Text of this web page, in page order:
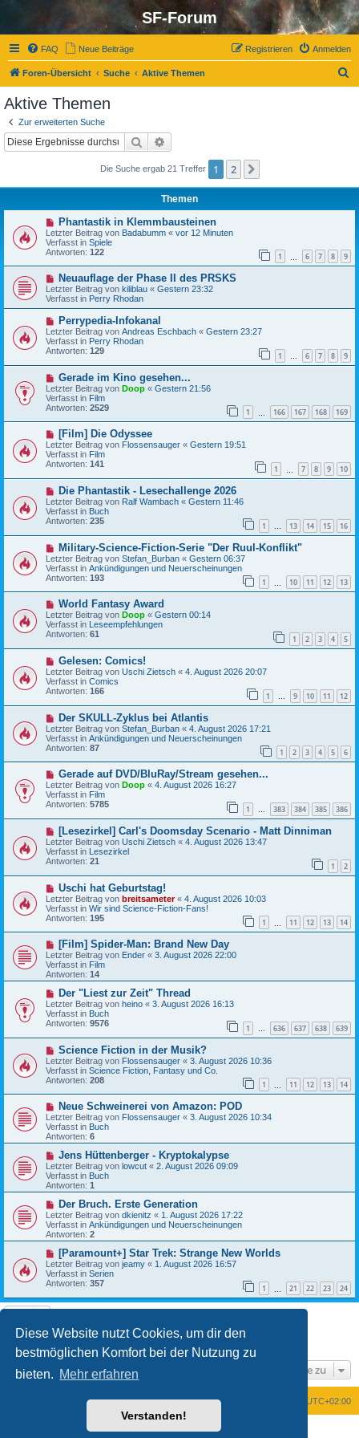
Diese Website nutzt Cookies, um dir den
bestmöglichen Komfort bei der Nutzung zu
bieten. Mehr erfahren
Verstanden!
SF-Forum
FAQ Neue Beiträge Anmelden
Registrieren
Foren-Übersicht Suche Aktive Themen
Aktive Themen
Zur erweiterten Suche
Suche
Die Suche ergab 21 Treffer 1 2
Themen
N
e
u
e
r
B
i
t
r
a
g
Phantastik in Klemmbausteinen
Letzter Beitrag von Badabumm « vor 12 Minuten
Verfasst in Spiele
Antworten: 122 1 6 7 8 9
N
e
u
e
B
e
i
t
a
g
Neuauflage der Phase II des PRSKS
Letzter Beitrag von kiliblau « Gestern 23:32
Verfasst in Perry Rhodan
N
e
u
e
r
B
e
i
t
r
g
Perrypedia-Infokanal
Letzter Beitrag von Andreas Eschbach « Gestern 23:27
Verfasst in Perry Rhodan
Antworten: 129 1 … 6 7 8 9
N
e
u
e
r
B
i
t
r
g
Gerade im Kino gesehen...
Letzter Beitrag von Doop « Gestern 21:56
Verfasst in Film
Antworten: 2529 1 166 167 168 169
N
e
u
e
B
i
t
r
g
[Film] Die Odyssee
Letzter Beitrag von Flossensauger « Gestern 19:51
Verfasst in Film
Antworten: 141 1 7 8 9 10
N
e
u
e
r
B
e
i
t
r
g
Die Phantastik - Lesechallenge 2026
Letzter Beitrag von Ralf Wambach « Gestern 11:46
Verfasst in Buch
Antworten: 235 1 … 13 14 15 16
N
e
u
e
r
B
e
i
t
r
g
Military-Science-Fiction-Serie "Der Ruul-Konflikt"
Letzter Beitrag von Stefan_Burban « Gestern 06:37
Verfasst in Ankündigungen und Neuerscheinungen
Antworten: 193 1 10 11 12 13
N
e
u
e
B
e
i
t
r
g
World Fantasy Award
Letzter Beitrag von Doop « Gestern 00:14
Verfasst in
Leseempfehlungen
Antworten: 61 1 2 3 4 5
N
e
u
e
r
B
e
i
t
r
g
Gelesen: Comics!
Letzter Beitrag von Uschi Zietsch « 4. August 2026 20:07
Verfasst in Comics
Antworten: 166 1 … 9 10 11 12
N
e
u
e
r
B
e
i
t
r
g
Der SKULL-Zyklus bei Atlantis
Letzter Beitrag von Stefan_Burban « 4. August 2026 17:21
Verfasst in Ankündigungen und Neuerscheinungen
Antworten: 87 1 2 3 4 5 6
N
e
u
e
B
i
t
r
g
Gerade auf DVD/BluRay/Stream gesehen...
Letzter Beitrag von Doop « 4. August 2026 16:27
Verfasst in Film
Antworten: 5785 1 … 383 384 385 386
N
e
u
e
r
B
e
i
t
r
g
[Lesezirkel] Carl's Doomsday Scenario - Matt Dinniman
Letzter Beitrag von Uschi Zietsch « 4. August 2026 13:47
Verfasst in Lesezirkel
Antworten: 21 1 2
N
e
u
e
r
B
i
t
r
a
g
Uschi hat Geburtstag!
Letzter Beitrag von breitsameter« 4. August 2026 10:03
Verfasst in Wir sind Science-Fiction-Fans!
Antworten: 195 1 11 12 13 14
N
e
u
e
r
B
e
i
t
r
a
g
[Film] Spider-Man: Brand New Day
Letzter Beitrag von Ender « 3. August 2026 22:00
Verfasst in Film
Antworten: 14
N
e
u
e
r
B
e
i
t
r
g
Der "Liest zur Zeit" Thread
Letzter Beitrag von heino « 3. August 2026 16:13
Verfasst in Buch
Antworten: 9576 1 … 636 637 638 639
N
e
u
e
r
B
i
t
r
a
Science Fiction in der Musik?
Letzter Beitrag von Flossensauger « 3. August 2026 10:36
Verfasst in Science Fiction, Fantasy und Co.
Antworten: 208 1 11 12 13 14
N
e
u
e
r
B
e
i
t
r
a
g
Neue Schweinerei von Amazon: POD
Letzter Beitrag von Flossensauger « 3. August 2026 10:34
Verfasst in Buch
Antworten: 6
N
e
u
e
r
B
e
i
t
r
a
g
Jens Hüttenberger - Kryptokalypse
Letzter Beitrag von lowcut « 2. August 2026 09:09
Verfasst in Buch
Antworten: 1
N
e
u
e
r
B
e
i
t
r
a
g
Der Bruch. Erste Generation
Letzter Beitrag von dkienitz « 1. August 2026 17:22
Verfasst in Ankündigungen und Neuerscheinungen
Antworten: 2
N
e
u
e
B
e
t
r
a
g
[Paramount+] Star Trek: Strange New Worlds
Letzter Beitrag von jeamy « 1. August 2026 16:57
Verfasst in Serien
Antworten: 357 1 21 22 23 24
Die Suche ergab 21 Treffer 1 2
Gehe zu
Foren-Übersicht UTC+02:00
Powered by
® Forum Software © phpBB Limited